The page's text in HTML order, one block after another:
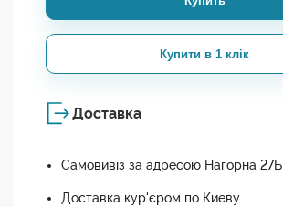
Купити в 1 клік
Доставка
Самовивіз за адресою Нагорна 27Б
Доставка кур'єром по Киеву